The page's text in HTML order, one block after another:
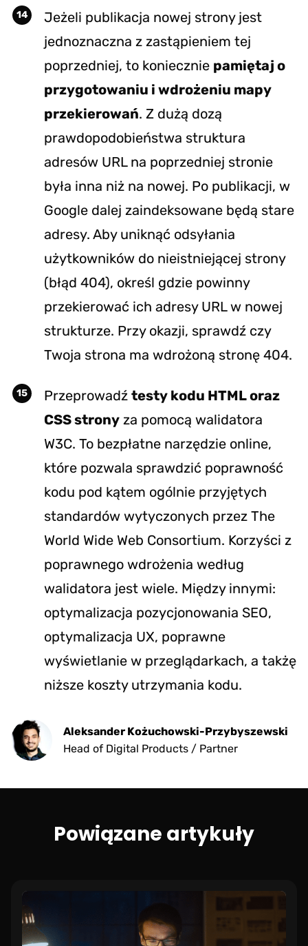
Jeżeli publikacja nowej strony jest
jednoznaczna z zastąpieniem tej
poprzedniej, to koniecznie pamiętaj o
przygotowaniu i wdrożeniu mapy
przekierowań. Z dużą dozą
prawdopodobieństwa struktura
adresów URL na poprzedniej stronie
była inna niż na nowej. Po publikacji, w
Google dalej zaindeksowane będą stare
adresy. Aby uniknąć odsyłania
użytkowników do nieistniejącej strony
(błąd 404), określ gdzie powinny
przekierować ich adresy URL w nowej
strukturze. Przy okazji, sprawdź czy
Twoja strona ma wdrożoną stronę 404.
Przeprowadź testy kodu HTML oraz
CSS strony za pomocą walidatora
W3C. To bezpłatne narzędzie online,
które pozwala sprawdzić poprawność
kodu pod kątem ogólnie przyjętych
standardów wytyczonych przez The
World Wide Web Consortium. Korzyści z
poprawnego wdrożenia według
walidatora jest wiele. Między innymi:
optymalizacja pozycjonowania SEO,
optymalizacja UX, poprawne
wyświetlanie w przeglądarkach, a takżę
niższe koszty utrzymania kodu.
Aleksander Kożuchowski-Przybyszewski
Head of Digital Products / Partner
Powiązane artykuły